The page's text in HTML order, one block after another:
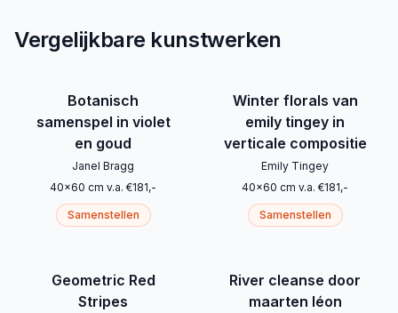
Vergelijkbare kunstwerken
Botanisch
samenspel in violet
en goud
Janel Bragg
40x60 cm v.a. €181,-
Samenstellen
Winter florals van
emily tingey in
verticale compositie
Emily Tingey
40x60 cm v.a. €181,-
Samenstellen
Geometric Red
Stripes
River cleanse door
maarten léon